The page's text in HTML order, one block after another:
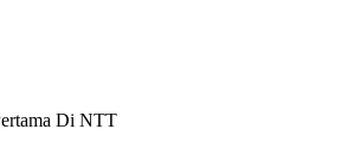
Di NTT